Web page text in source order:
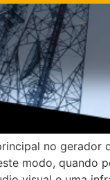
no
modo, quando